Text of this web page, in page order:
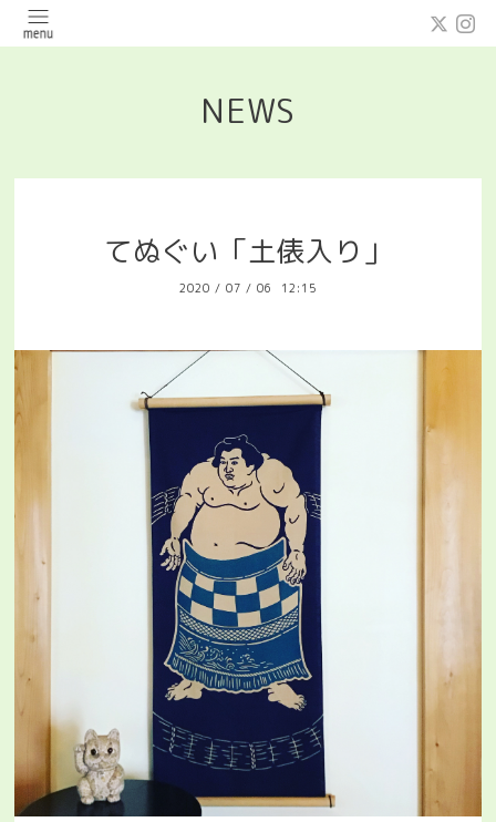
NEWS
てぬぐい「土俵入り」
2020 / 07 / 06 12:15